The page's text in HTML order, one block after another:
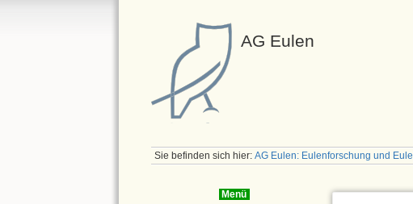
AG Eulen
Sie befinden sich hier:AG Eulen: Eulenforschung und
Menü